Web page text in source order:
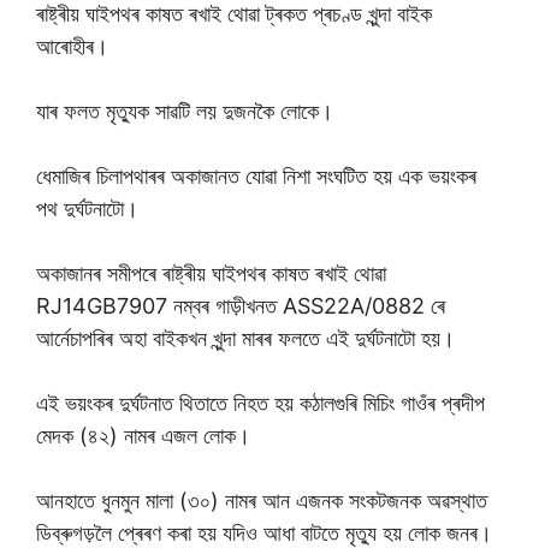
ৰাষ্ট্ৰীয় ঘাইপথৰ কাষত ৰখাই থোৱা ট্ৰকত প্ৰচণ্ড খুন্দা বাইক
আৰোহীৰ।
যাৰ ফলত মৃত্যুক সাৱটি লয় দুজনকৈ লোকে।
ধেমাজিৰ চিলাপথাৰৰ অকাজানত যোৱা নিশা সংঘটিত হয় এক ভয়ংকৰ
পথ দুৰ্ঘটনাটো।
অকাজানৰ সমীপৰে ৰাষ্ট্ৰীয় ঘাইপথৰ কাষত ৰখাই থোৱা
RJ14GB7907 নম্বৰ গাড়ীখনত ASS22A/0882 ৰে
আৰ্নেচাপৰিৰ অহা বাইকখন খুন্দা মাৰৰ ফলতে এই দুৰ্ঘটনাটো হয়।
এই ভয়ংকৰ দুৰ্ঘটনাত থিতাতে নিহত হয় কঠালগুৰি মিচিং গাওঁৰ প্ৰদীপ
মেদক (৪২) নামৰ এজল লোক।
আনহাতে ধুনমুন মালা (৩০) নামৰ আন এজনক সংকটজনক অৱস্থাত
ডিব্ৰুগড়লৈ প্ৰেৰণ কৰা হয় যদিও আধা বাটতে মৃত্যু হয় লোক জনৰ।